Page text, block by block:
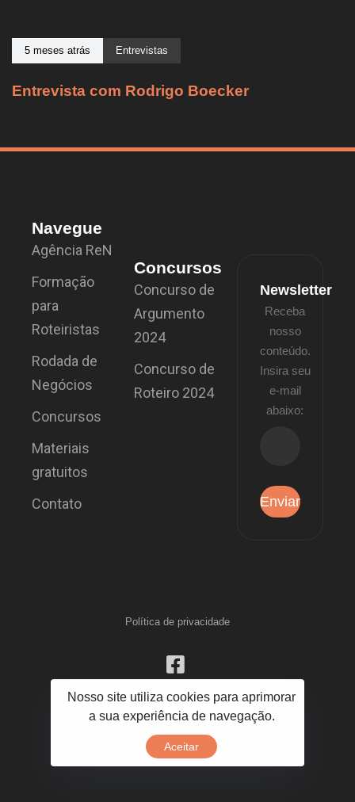
5 meses atrás Entrevistas
Entrevista com Rodrigo Boecker
Navegue
Agência ReN
Formação
para
Roteiristas
Rodada de
Negócios
Concursos
Materiais
gratuitos
Contato
Concursos
Concurso de
Argumento
2024
Concurso de
Roteiro 2024
Newsletter
Receba
nosso
conteúdo.
Insira seu
e-mail
abaixo:
Política de privacidade
Nosso site utiliza cookies para aprimorar
a sua experiência de navegação.
Aceitar